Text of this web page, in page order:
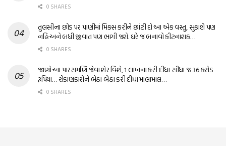
0 SHARES
તુલસીના છોડ પર પાણીમાં મિક્સ કરીને છાંટી દો આ એક વસ્તુ, સુકાશે પણ
નહિ અને બધી જીવાત પણ ભાગી જશે. ઘરે જ બનાવો કીટનાશક…
0 SHARES
જાણો આ પારસમણિ જેવા શેર વિશે, 1 લાખના કરી દીધા સીધા જ 36 કરોડ
રૂપિયા… રોકાણકારોને બેઠા બેઠા કરી દીધા માલામાલ…
0 SHARES